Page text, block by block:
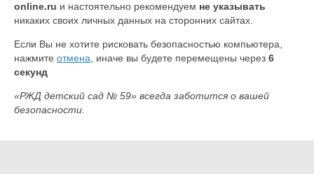
online.ru и настоятельно рекомендуем не указывать
никаких своих личных данных на сторонних сайтах.
Если Вы не хотите рисковать безопасностью компьютера,
нажмите отмена , иначе вы будете перемещены через 6
секунд
«РЖД детский сад № 59» всегда заботится о вашей
безопасности.